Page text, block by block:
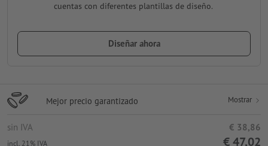
cuentas con diferentes plantillas de diseño.
Diseñar ahora
Mejor precio garantizado Mostrar
sin IVA € 38,86
incl. 21% IVA € 47,02